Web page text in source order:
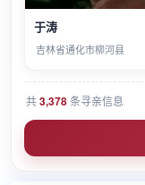
于涛
吉林省通化市柳河县
共3,378条寻亲信息